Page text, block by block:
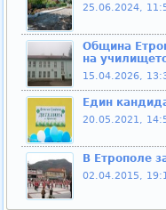
25.06.2024,
Община
на
15.04.2026,
Един
20.05.2021,
В Етрополе
02.04.2015,